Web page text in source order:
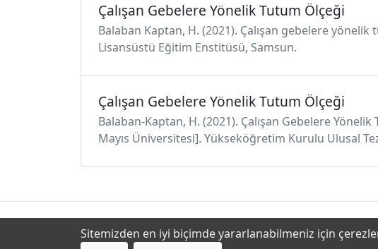
Çalışan Gebelere Yönelik Tutum Ölçeği
Balaban Kaptan, H. (2021). Çalışan gebelere
Lisansüstü Eğitim Enstitüsü, Samsun.
Çalışan Gebelere Yönelik Tutum Ölçeği
Balaban-Kaptan, H. (2021). Çalışan Gebelere
Mayıs Üniversitesi]. Yükseköğretim Kurulu Ulusal
Sitemizden en iyi biçimde yararlanabilmeniz için